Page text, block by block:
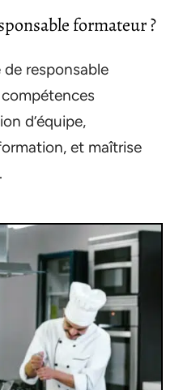
formateur ?
responsable
d’équipe,
et maîtrise